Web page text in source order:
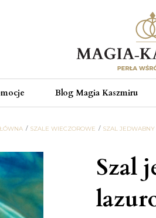
Blog Magia Kaszmiru
SZALE WIECZOROWE SZAL
Szal